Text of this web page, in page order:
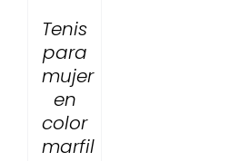
Tenis
para
mujer
en
color
marfil